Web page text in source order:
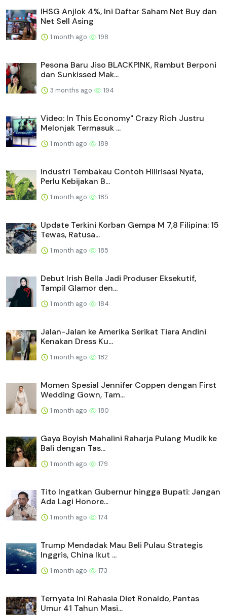
IHSG Anjlok 4%, Ini Daftar Saham Net Buy dan
Net Sell Asing
1 month ago 198
Pesona Baru Jiso BLACKPINK, Rambut Berponi
dan Sunkissed Mak...
3 months ago 194
Video: In This Economy" Crazy Rich Justru
Melonjak Termasuk ...
1 month ago 189
Industri Tembakau Contoh Hilirisasi Nyata,
Perlu Kebijakan B...
1 month ago 185
Update Terkini Korban Gempa M 7,8 Filipina: 15
Tewas, Ratusa...
1 month ago 185
Debut Irish Bella Jadi Produser Eksekutif,
Tampil Glamor den...
1 month ago 184
Jalan-Jalan ke Amerika Serikat Tiara Andini
Kenakan Dress Ku...
1 month ago 182
Momen Spesial Jennifer Coppen dengan First
Wedding Gown, Tam...
1 month ago 180
Gaya Boyish Mahalini Raharja Pulang Mudik ke
Bali dengan Tas...
1 month ago 179
Tito Ingatkan Gubernur hingga Bupati: Jangan
Ada Lagi Honore...
1 month ago 174
Trump Mendadak Mau Beli Pulau Strategis
Inggris, China Ikut ...
1 month ago 173
Ternyata Ini Rahasia Diet Ronaldo, Pantas
Umur 41 Tahun Masi...